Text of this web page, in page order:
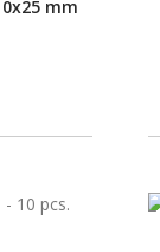
mm